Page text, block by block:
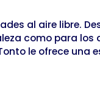
al aire libre.
como para los
le ofrece una